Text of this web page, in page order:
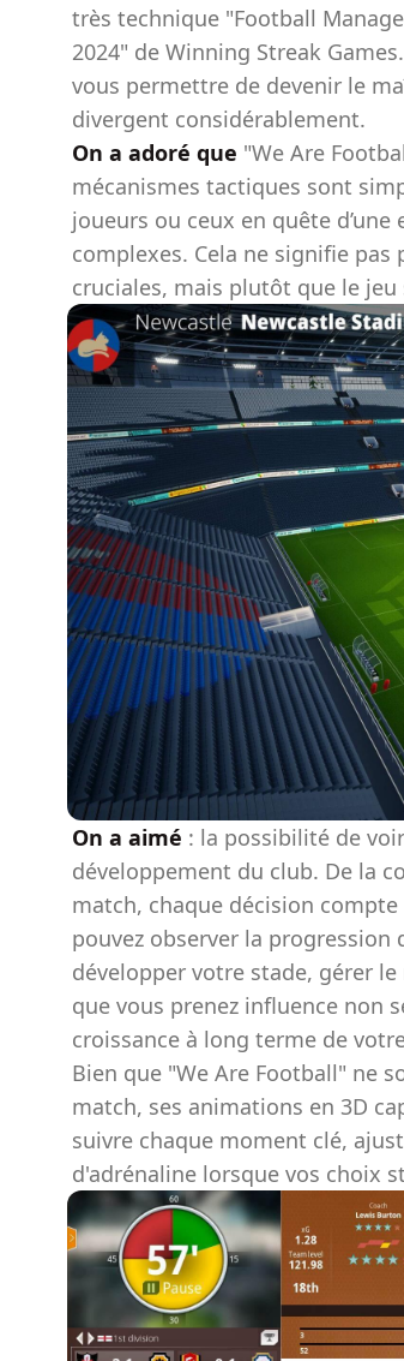
très technique "Football
2024" de Winning Streak
vous permettre de devenir le
divergent considérablement.
On a adoré que "We Are
mécanismes tactiques sont
joueurs ou ceux en quête
complexes. Cela ne signifie
cruciales, mais plutôt que le
On a aimé : la possibilité de
développement du club. De la
match, chaque décision
pouvez observer la
développer votre stade, gérer
que vous prenez influence non
croissance à long terme de
Bien que "We Are Football" ne
match, ses animations en 3D
suivre chaque moment clé,
d'adrénaline lorsque vos choix